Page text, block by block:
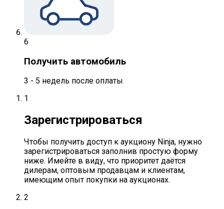
6
Получить автомобиль
3 - 5 недель после оплаты
1
Зарегистрироваться
Чтобы получить доступ к аукциону Ninja, нужно
зарегистрироваться заполнив простую форму
ниже. Имейте в виду, что приоритет даётся
дилерам, оптовым продавцам и клиентам,
имеющим опыт покупки на аукционах.
2